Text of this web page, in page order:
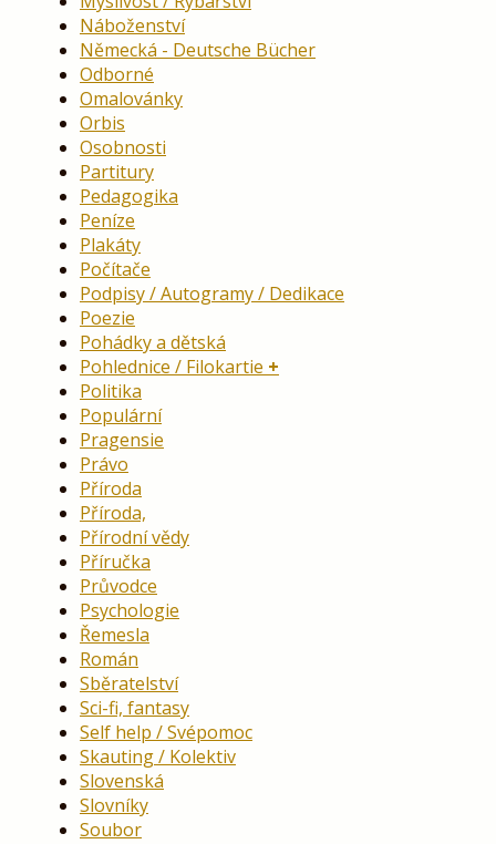
Náboženství
Německá - Deutsche Bücher
Odborné
Omalovánky
Orbis
Osobnosti
Partitury
Pedagogika
Peníze
Plakáty
Počítače
Podpisy / Autogramy / Dedikace
Poezie
Pohádky a dětská
Pohlednice / Filokartie
Politika
Populární
Pragensie
Právo
Příroda
Příroda,
Přírodní vědy
Příručka
Průvodce
Psychologie
Řemesla
Román
Sběratelství
Sci-fi, fantasy
Self help / Svépomoc
Skauting / Kolektiv
Slovenská
Slovníky
Soubor